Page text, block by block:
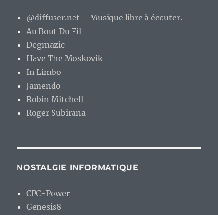
@diffuser.net – Musique libre à écouter.
Au Bout Du Fil
Dogmazic
Have The Moskovik
In Limbo
Jamendo
Robin Mitchell
Roger Subirana
NOSTALGIE INFORMATIQUE
CPC-Power
Genesis8